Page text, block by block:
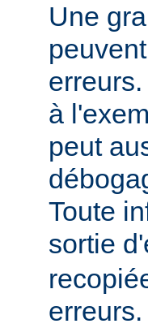
Une
à
peut
Toute
sortie
erreurs.